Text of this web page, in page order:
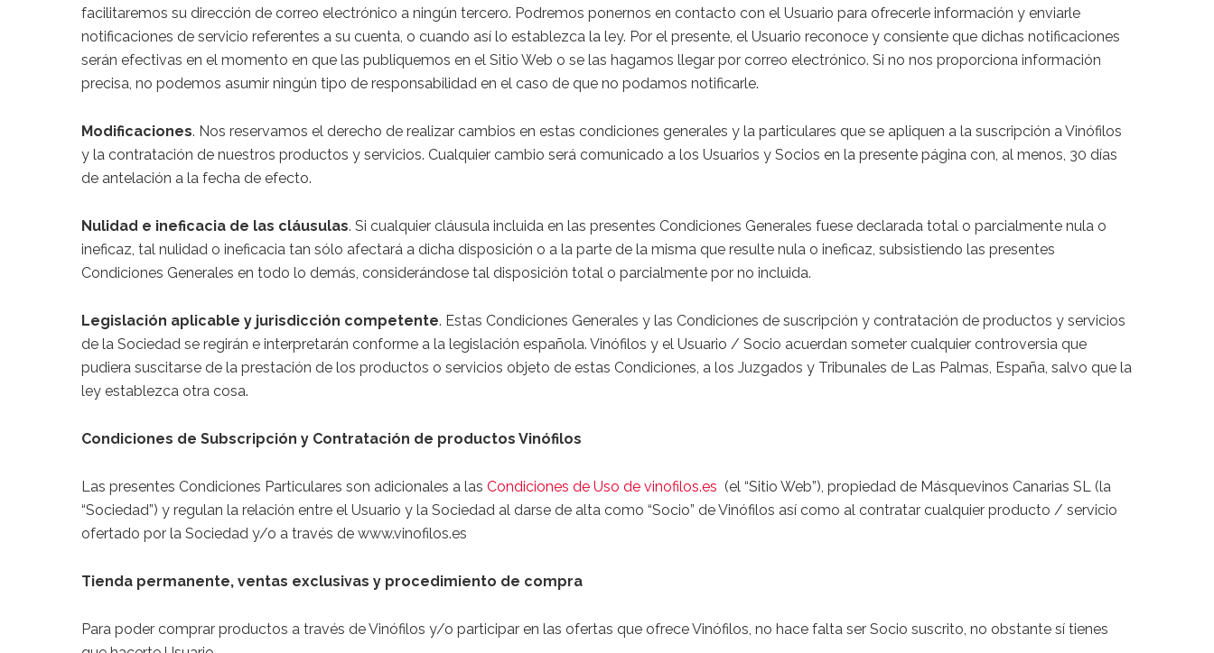
facilitaremos su dirección de correo electrónico a ningún tercero. Podremos ponernos en contacto con el Usuario para ofrecerle información y enviarle
notificaciones de servicio referentes a su cuenta, o cuando así lo establezca la ley. Por el presente, el Usuario reconoce y consiente que dichas notificaciones
serán efectivas en el momento en que las publiquemos en el Sitio Web o se las hagamos llegar por correo electrónico. Si no nos proporciona información
precisa, no podemos asumir ningún tipo de responsabilidad en el caso de que no podamos notificarle.
Modificaciones. Nos reservamos el derecho de realizar cambios en estas condiciones generales y la particulares que se apliquen a la suscripción a Vinófilos
y la contratación de nuestros productos y servicios. Cualquier cambio será comunicado a los Usuarios y Socios en la presente página con, al menos, 30 días
de antelación a la fecha de efecto.
Nulidad e ineficacia de las cláusulas. Si cualquier cláusula incluida en las presentes Condiciones Generales fuese declarada total o parcialmente nula o
ineficaz, tal nulidad o ineficacia tan sólo afectará a dicha disposición o a la parte de la misma que resulte nula o ineficaz, subsistiendo las presentes
Condiciones Generales en todo lo demás, considerándose tal disposición total o parcialmente por no incluida.
Legislación aplicable y jurisdicción competente. Estas Condiciones Generales y las Condiciones de suscripción y contratación de productos y servicios
de la Sociedad se regirán e interpretarán conforme a la legislación española. Vinófilos y el Usuario / Socio acuerdan someter cualquier controversia que
pudiera suscitarse de la prestación de los productos o servicios objeto de estas Condiciones, a los Juzgados y Tribunales de Las Palmas, España, salvo que la
ley establezca otra cosa.
Condiciones de Subscripción y Contratación de productos Vinófilos
Las presentes Condiciones Particulares son adicionales a las Condiciones de Uso de vinofilos.es (el “Sitio Web”), propiedad de Másquevinos Canarias SL (la
“Sociedad”) y regulan la relación entre el Usuario y la Sociedad al darse de alta como “Socio” de Vinófilos así como al contratar cualquier producto / servicio
ofertado por la Sociedad y/o a través de www.vinofilos.es
Tienda permanente, ventas exclusivas y procedimiento de compra
Para poder comprar productos a través de Vinófilos y/o participar en las ofertas que ofrece Vinófilos, no hace falta ser Socio suscrito, no obstante sí tienes